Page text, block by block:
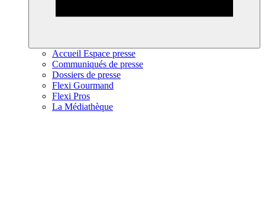
Accueil Espace presse
Communiqués de presse
Dossiers de presse
Flexi Gourmand
Flexi Pros
La Médiathèque